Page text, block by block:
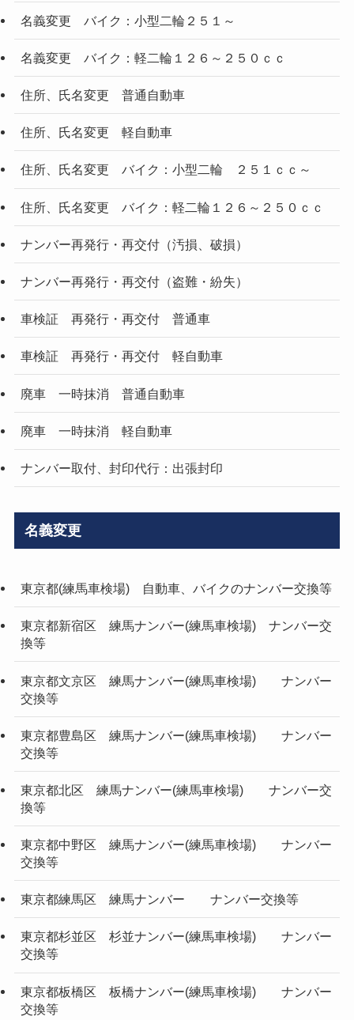
名義変更 バイク：小型二輪２５１～
名義変更 バイク：軽二輪１２６～２５０ｃｃ
住所、氏名変更 普通自動車
住所、氏名変更 軽自動車
住所、氏名変更 バイク：小型二輪 ２５１ｃｃ～
住所、氏名変更 バイク：軽二輪１２６～２５０ｃｃ
ナンバー再発行・再交付（汚損、破損）
ナンバー再発行・再交付（盗難・紛失）
車検証 再発行・再交付 普通車
車検証 再発行・再交付 軽自動車
廃車 一時抹消 普通自動車
廃車 一時抹消 軽自動車
ナンバー取付、封印代行：出張封印
名義変更
東京都(練馬車検場) 自動車、バイクのナンバー交換等
東京都新宿区 練馬ナンバー(練馬車検場) ナンバー交
換等
東京都文京区 練馬ナンバー(練馬車検場) ナンバー
交換等
東京都豊島区 練馬ナンバー(練馬車検場) ナンバー
交換等
東京都北区 練馬ナンバー(練馬車検場) ナンバー交
換等
東京都中野区 練馬ナンバー(練馬車検場) ナンバー
交換等
東京都練馬区 練馬ナンバー ナンバー交換等
東京都杉並区 杉並ナンバー(練馬車検場) ナンバー
交換等
東京都板橋区 板橋ナンバー(練馬車検場) ナンバー
交換等